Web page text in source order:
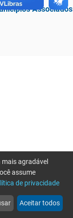
Associados
web more_horiz
Mais
agradável
assume
de privacidade
Aceitar todos